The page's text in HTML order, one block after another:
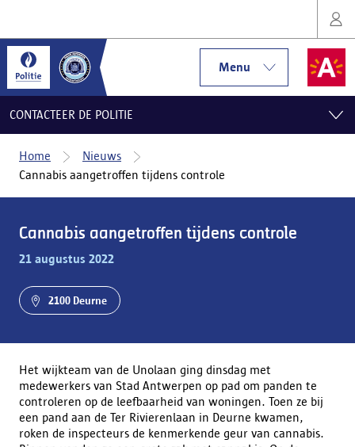
Menu
CONTACTEER DE POLITIE
Home
Nieuws
Cannabis aangetroffen tijdens controle
Cannabis aangetroffen tijdens controle
21 augustus 2022
2100 Deurne
Het wijkteam van de Unolaan ging dinsdag met
medewerkers van Stad Antwerpen op pad om panden te
controleren op de leefbaarheid van woningen. Toen ze bij
een pand aan de Ter Rivierenlaan in Deurne kwamen,
roken de inspecteurs de kenmerkende geur van cannabis.